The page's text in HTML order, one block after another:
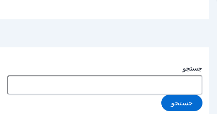
جستجو
جستجو